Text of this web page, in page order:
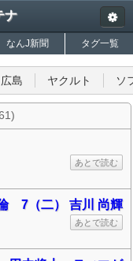
ナ
なんJ新聞 タグ一覧
広島 ヤクルト ソ
あとで読む
7（二） 吉川 尚輝
あとで読む